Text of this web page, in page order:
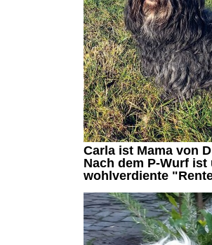
Carla ist Mama von
Nach dem P-Wurf
wohlverdiente